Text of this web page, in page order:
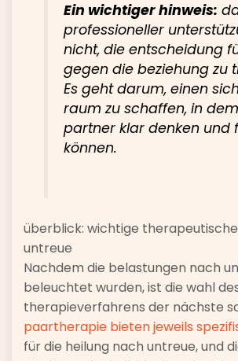
Ein wichtiger hinweis:
professioneller
nicht, die entscheidung
gegen die beziehung zu
Es geht darum, einen
raum zu schaffen, in
partner klar denken und
können.
überblick: wichtige
untreue
Nachdem die belastungen nach
beleuchtet wurden, ist die wahl
therapieverfahrens der nächste
paartherapie bieten jeweils
für die heilung nach untreue, und